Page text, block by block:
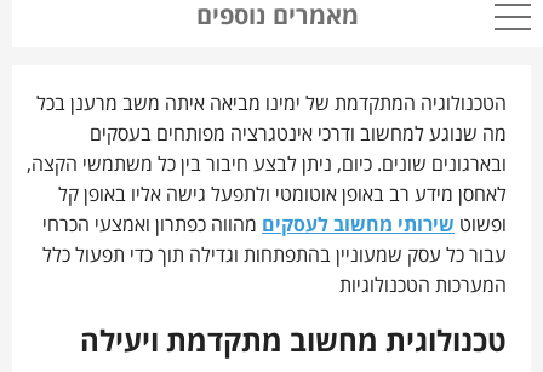
מאמרים נוספים
הטכנולוגיה המתקדמת של ימינו מביאה איתה משב מרענן בכל
מה שנוגע למחשוב ודרכי אינטגרציה מפותחים בעסקים
ובארגונים שונים. כיום, ניתן לבצע חיבור בין כל משתמשי הקצה,
לאחסן מידע רב באופן אוטומטי ולתפעל גישה אליו באופן קל
ופשוט שירותי מחשוב לעסקים מהווה כפתרון ואמצעי הכרחי
עבור כל עסק שמעוניין בהתפתחות וגדילה תוך כדי תפעול כלל
המערכות הטכנולוגיות
טכנולוגית מחשוב מתקדמת ויעילה